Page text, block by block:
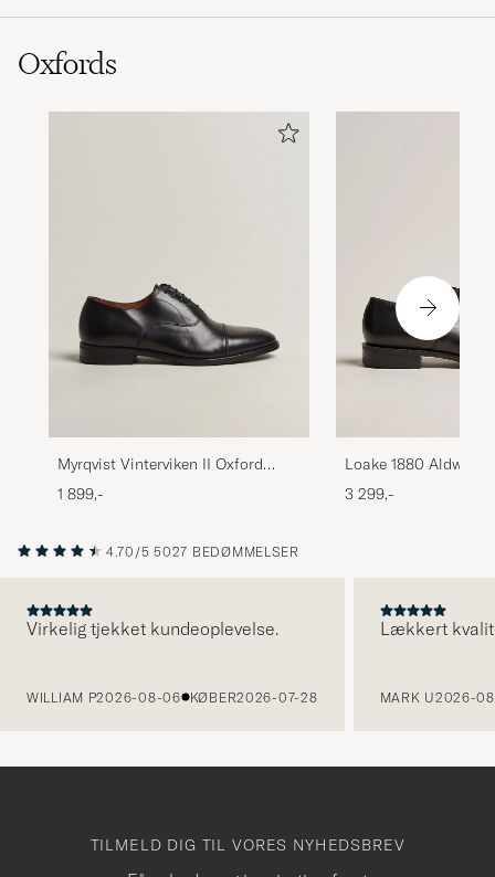
Oxfords
Myrqvist Vinterviken II Oxford
Black Calf
1 899,-
Loake 1880 Aldwych
Black Calf
3 299,-
4.70/5 5027 BEDØMMELSER
Virkelig tjekket kundeoplevelse.
WILLIAM P2026-08-06 KØBER2026-07-28
Lækkert
MARK U2026-
TILMELD DIG TIL VORES NYHEDSBREV